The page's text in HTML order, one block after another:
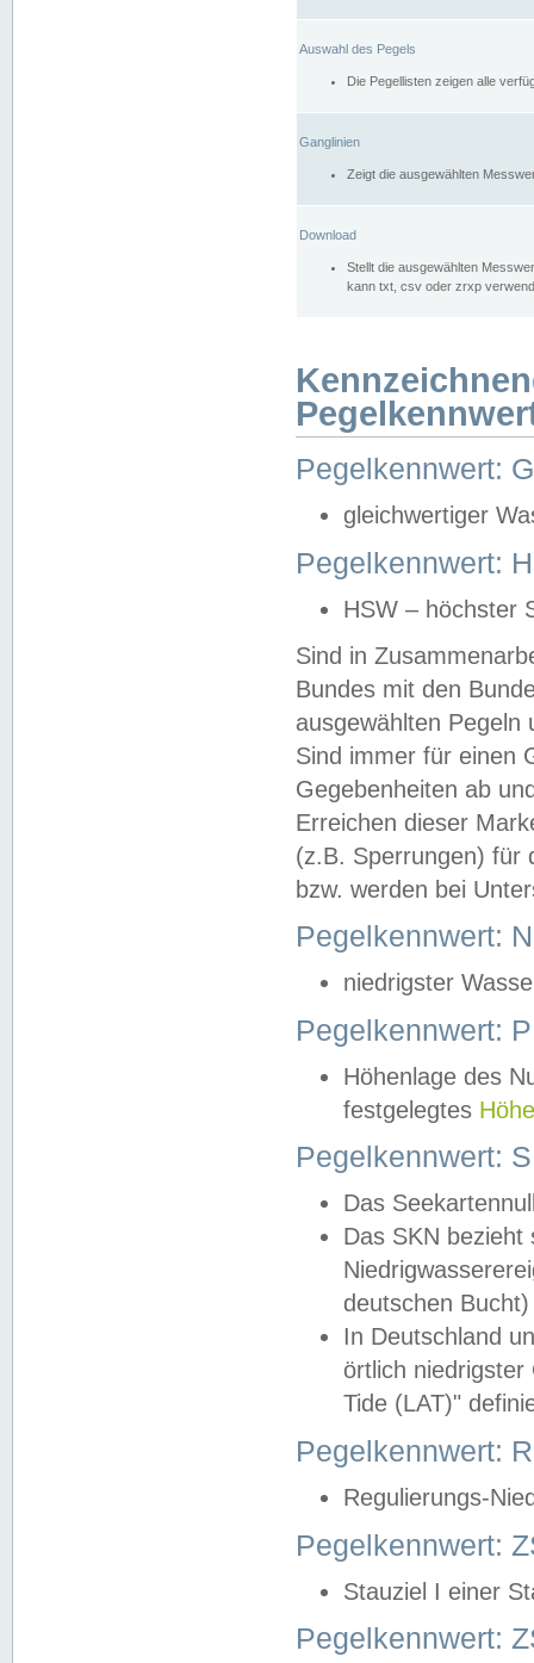
Auswahl des Pegels
Die Pegellisten zeigen alle
Ganglinien
Zeigt die ausgewählten
Download
Stellt die ausgewählten
kann txt, csv oder zrxp
Pegelkennwert:
gleichwertiger
Pegelkennwert:
HSW – höchster
Sind in
Bundes mit den
ausgewählten
Sind immer für einen
Gegebenheiten ab
Erreichen dieser
(z.B. Sperrungen) für
bzw. werden bei
Pegelkennwert:
niedrigster
Pegelkennwert:
Höhenlage des
festgelegtes
Pegelkennwert:
Das
Das SKN
deutschen
In Deutschland
örtlich
Tide (LAT)"
Pegelkennwert:
Regulierungs-
Pegelkennwert:
Stauziel I einer
Pegelkennwert: